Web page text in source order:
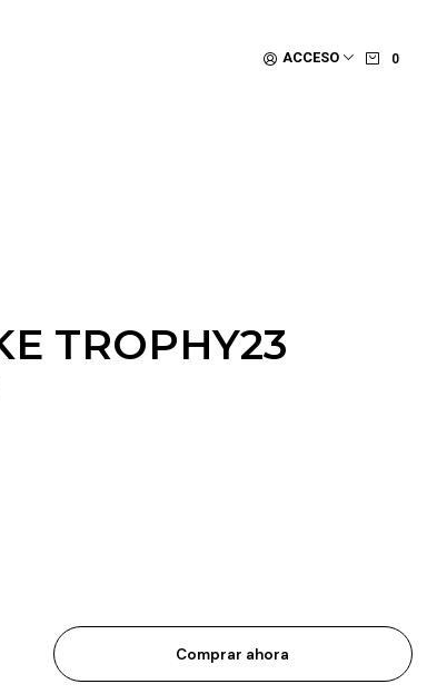
ACCESO 0
TROPHY23
Comprar ahora